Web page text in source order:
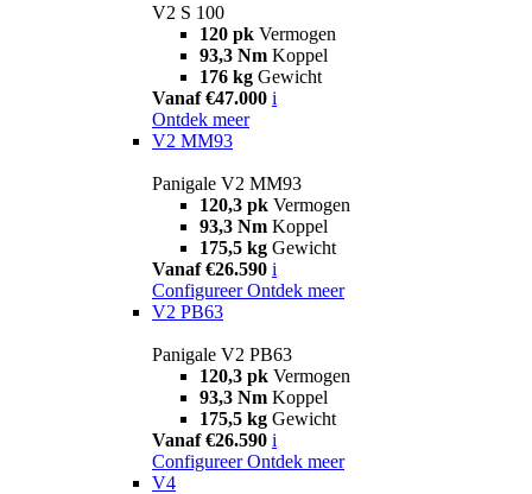
V2 S 100
120 pk Vermogen
93,3 Nm Koppel
176 kg Gewicht
Vanaf €47.000 i
Ontdek meer
V2 MM93
Panigale V2 MM93
120,3 pk Vermogen
93,3 Nm Koppel
175,5 kg Gewicht
Vanaf €26.590 i
Configureer Ontdek meer
V2 PB63
Panigale V2 PB63
120,3 pk Vermogen
93,3 Nm Koppel
175,5 kg Gewicht
Vanaf €26.590 i
Configureer Ontdek meer
V4